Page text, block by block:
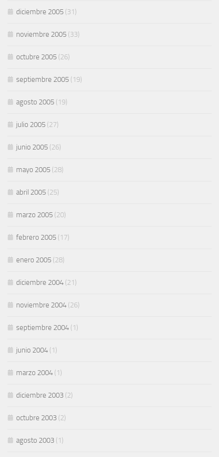
diciembre 2005 (31)
noviembre 2005 (33)
octubre 2005 (26)
septiembre 2005 (19)
agosto 2005 (19)
julio 2005 (27)
junio 2005 (26)
mayo 2005 (28)
abril 2005 (25)
marzo 2005 (20)
febrero 2005 (17)
enero 2005 (28)
diciembre 2004 (21)
noviembre 2004 (26)
septiembre 2004 (1)
junio 2004 (1)
marzo 2004 (1)
diciembre 2003 (2)
octubre 2003 (2)
agosto 2003 (1)